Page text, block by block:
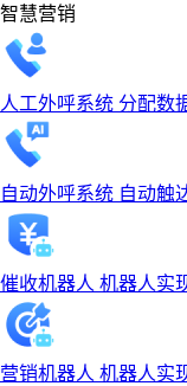
智慧营销
人工外呼系统 分配数
自动外呼系统 自动触
催收机器人 机器人实
营销机器人 机器人实